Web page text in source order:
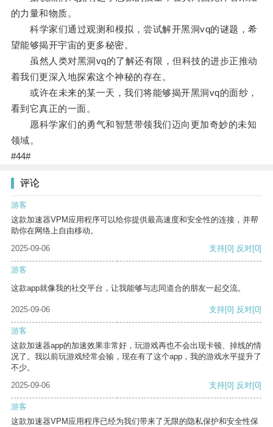
的力量和物质。
科学家们通过观测和模拟，尝试解开黑洞vq的谜题，希
望能够揭开宇宙的更多秘密。
虽然人类对黑洞vq的了解还有限，但科技的进步正推动
着我们更深入地探索这个神秘的存在。
或许在未来的某一天，我们将能够揭开黑洞vq的面纱，
看到它真正的一面。
愿科学家们的勇气和智慧带领我们迈向更加奇妙的未知
领域。
#44#
评论
游客
这款加速器VPM应用程序可以给你提供最高速度和安全性的连接，并帮
助你在网络上自由移动。
2025-09-06
支持[0] 反对[0]
游客
这款app就像我的社交平台，让我能够与志同道合的朋友一起交流。
2025-09-06 支持[0] 反对[0]
游客
这款加速器app的加速效果非常好，玩游戏再也不会出现卡顿、掉线的情
况了。我以前玩游戏经常会输，现在有了这个app，我的游戏水平提升了
不少。
2025-09-06
支持[0] 反对[0]
游客
这款加速器VPM应用程序已经为我们带来了无限的隐私保护和安全性保